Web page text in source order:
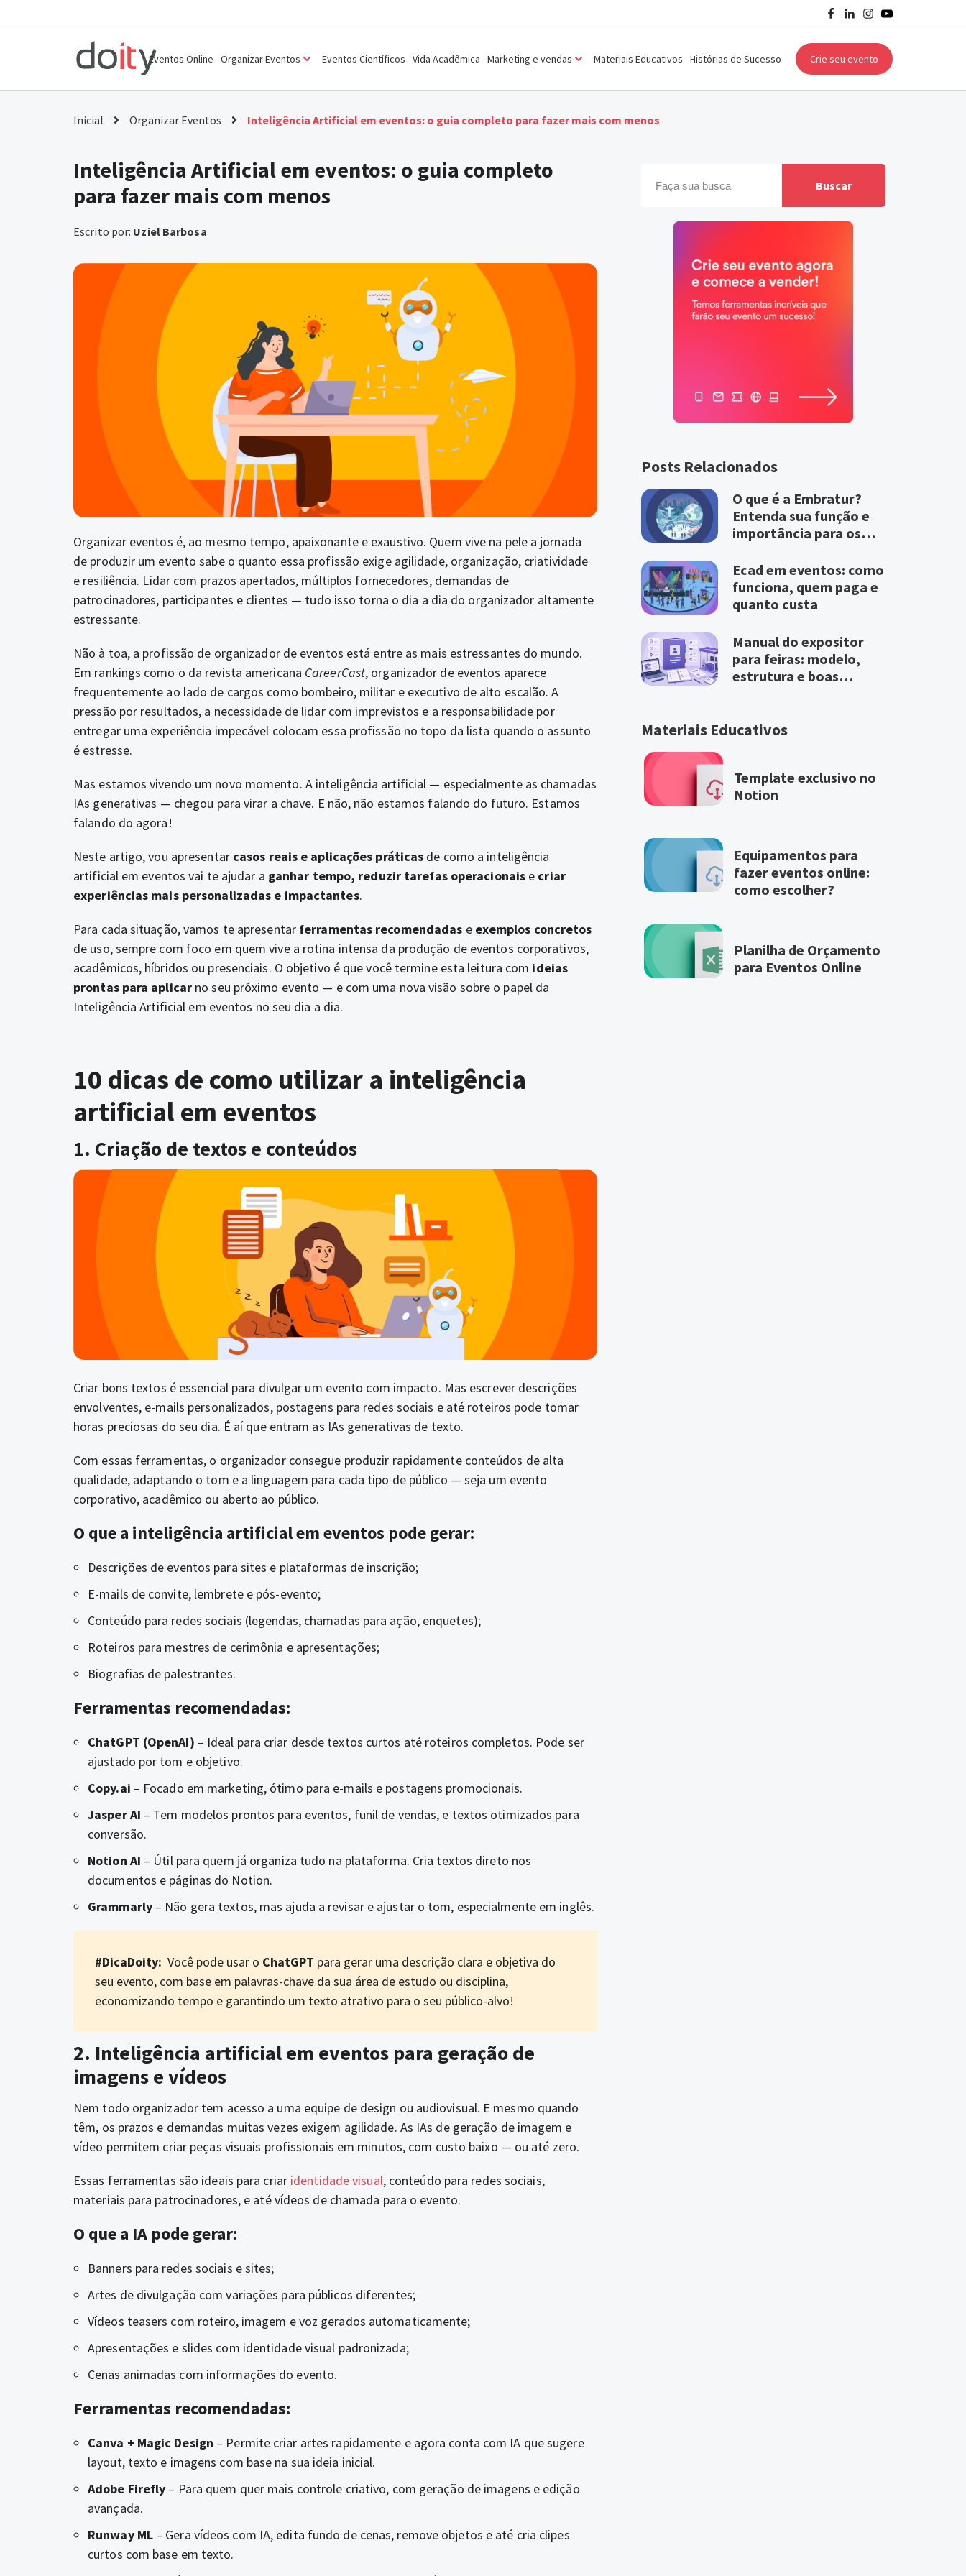
Eventos Online Organizar Eventos Eventos Científicos Vida Acadêmica Marketing e vendas Materiais Educativos Histórias de Sucesso Crie seu evento
Inicial Organizar Eventos Inteligência Artificial em eventos: o guia completo para fazer mais com menos
Inteligência Artificial em eventos: o guia completo
para fazer mais com menos
Organizar eventos é, ao mesmo tempo, apaixonante e exaustivo. Quem vive na pele a jornada
de produzir um evento sabe o quanto essa profissão exige agilidade, organização, criatividade
e resiliência. Lidar com prazos apertados, múltiplos fornecedores, demandas de
patrocinadores, participantes e clientes — tudo isso torna o dia a dia do organizador altamente
estressante.
Não à toa, a profissão de organizador de eventos está entre as mais estressantes do mundo.
Em rankings como o da revista americana CareerCast, organizador de eventos aparece
frequentemente ao lado de cargos como bombeiro, militar e executivo de alto escalão. A
pressão por resultados, a necessidade de lidar com imprevistos e a responsabilidade por
entregar uma experiência impecável colocam essa profissão no topo da lista quando o assunto
é estresse.
Mas estamos vivendo um novo momento. A inteligência artificial — especialmente as chamadas
IAs generativas — chegou para virar a chave. E não, não estamos falando do futuro. Estamos
falando do agora!
Neste artigo, vou apresentar casos reais e aplicações práticas de como a inteligência
artificial em eventos vai te ajudar a ganhar tempo, reduzir tarefas operacionais e criar
experiências mais personalizadas e impactantes.
Para cada situação, vamos te apresentar ferramentas recomendadas e exemplos concretos
de uso, sempre com foco em quem vive a rotina intensa da produção de eventos corporativos,
acadêmicos, híbridos ou presenciais. O objetivo é que você termine esta leitura com ideias
prontas para aplicar no seu próximo evento — e com uma nova visão sobre o papel da
Inteligência Artificial em eventos no seu dia a dia.
10 dicas de como utilizar a inteligência
artificial em eventos
1. Criação de textos e conteúdos
Criar bons textos é essencial para divulgar um evento com impacto. Mas escrever descrições
envolventes, e-mails personalizados, postagens para redes sociais e até roteiros pode tomar
horas preciosas do seu dia. É aí que entram as IAs generativas de texto.
Com essas ferramentas, o organizador consegue produzir rapidamente conteúdos de alta
qualidade, adaptando o tom e a linguagem para cada tipo de público — seja um evento
corporativo, acadêmico ou aberto ao público.
O que a inteligência artificial em eventos pode gerar:
Descrições de eventos para sites e plataformas de inscrição;
E-mails de convite, lembrete e pós-evento;
Conteúdo para redes sociais (legendas, chamadas para ação, enquetes);
Roteiros para mestres de cerimônia e apresentações;
Biografias de palestrantes.
Ferramentas recomendadas:
ChatGPT (OpenAI) – Ideal para criar desde textos curtos até roteiros completos. Pode ser
ajustado por tom e objetivo.
Copy.ai – Focado em marketing, ótimo para e-mails e postagens promocionais.
Jasper AI – Tem modelos prontos para eventos, funil de vendas, e textos otimizados para
conversão.
Notion AI – Útil para quem já organiza tudo na plataforma. Cria textos direto nos
documentos e páginas do Notion.
Grammarly– Não gera textos, mas ajuda a revisar e ajustar o tom, especialmente em inglês.
#DicaDoity: Você pode usar o ChatGPT para gerar uma descrição clara e objetiva do
seu evento, com base em palavras-chave da sua área de estudo ou disciplina,
economizando tempo e garantindo um texto atrativo para o seu público-alvo!
2. Inteligência artificial em eventos para geração de
imagens e vídeos
Nem todo organizador tem acesso a uma equipe de design ou audiovisual. E mesmo quando
têm, os prazos e demandas muitas vezes exigem agilidade. As IAs de geração de imagem e
vídeo permitem criar peças visuais profissionais em minutos, com custo baixo — ou até zero.
Essas ferramentas são ideais para criar identidade visual, conteúdo para redes sociais,
materiais para patrocinadores, e até vídeos de chamada para o evento.
O que a IA pode gerar:
Banners para redes sociais e sites;
Artes de divulgação com variações para públicos diferentes;
Vídeos teasers com roteiro, imagem e voz gerados automaticamente;
Apresentações e slides com identidade visual padronizada;
Cenas animadas com informações do evento.
Ferramentas recomendadas:
Canva + Magic Design – Permite criar artes rapidamente e agora conta com IA que sugere
layout, texto e imagens com base na sua ideia inicial.
Adobe Firefly – Para quem quer mais controle criativo, com geração de imagens e edição
avançada.
Runway ML– Gera vídeos com IA, edita fundo de cenas, remove objetos e até cria clipes
curtos com base em texto.
Buscar
Posts Relacionados
O que é a Embratur?
Entenda sua função e
importância para os
Ecad em eventos: como
funciona, quem paga e
quanto custa
Manual do expositor
para feiras: modelo,
estrutura e boas
Materiais Educativos
Template exclusivo no
Notion
Equipamentos para
fazer eventos online:
como escolher?
Planilha de Orçamento
para Eventos Online